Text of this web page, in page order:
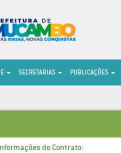
SECRETARIAS PUBLICAÇÕES
do Contrato: